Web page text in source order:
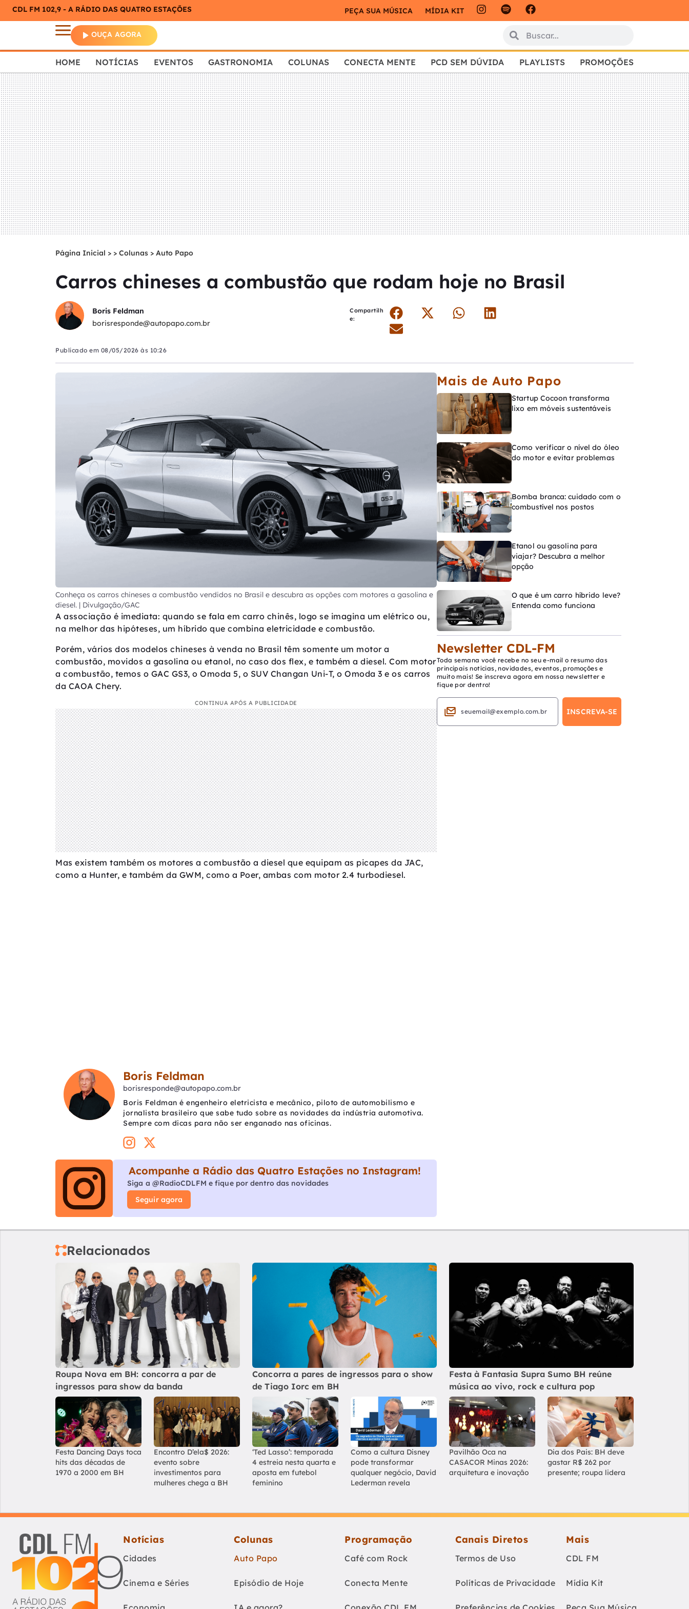
CDL FM 102,9 - A RÁDIO DAS QUATRO ESTAÇÕES PEÇA SUA MÚSICA MÍDIA KIT
OUÇA AGORA
HOME NOTÍCIAS EVENTOS GASTRONOMIA COLUNAS CONECTA MENTE PCD SEM DÚVIDA PLAYLISTS PROMOÇÕES
Página Inicial > Colunas > Auto Papo
Carros chineses a combustão que rodam hoje no Brasil
Boris Feldman
borisresponde@autopapo.com.br
Compartilh
e:
Publicado em 08/05/2026 às 10:26
Conheça os carros chineses a combustão vendidos no Brasil e descubra as opções com motores a gasolina e
diesel. | Divulgação/GAC
A associação é imediata: quando se fala em carro chinês, logo se imagina um elétrico ou,
na melhor das hipóteses, um híbrido que combina eletricidade e combustão.
Porém, vários dos modelos chineses à venda no Brasil têm somente um motor a
combustão, movidos a gasolina ou etanol, no caso dos flex, e também a diesel. Com motor
a combustão, temos o GAC GS3, o Omoda 5, o SUV Changan Uni-T, o Omoda 3 e os carros
da CAOA Chery.
CONTINUA APÓS A PUBLICIDADE
Mas existem também os motores a combustão a diesel que equipam as picapes da JAC,
como a Hunter, e também da GWM, como a Poer, ambas com motor 2.4 turbodiesel.
Boris Feldman
borisresponde@autopapo.com.br
Boris Feldman é engenheiro eletricista e mecânico, piloto de automobilismo e
jornalista brasileiro que sabe tudo sobre as novidades da indústria automotiva.
Sempre com dicas para não ser enganado nas oficinas.
Acompanhe a Rádio das Quatro Estações no Instagram!
Siga a @RadioCDLFM e fique por dentro das novidades
Seguir agora
Mais de Auto Papo
Startup Cocoon transforma
lixo em móveis sustentáveis
Como verificar o nível do óleo
do motor e evitar problemas
Bomba branca: cuidado com o
combustível nos postos
Etanol ou gasolina para
viajar? Descubra a melhor
opção
O que é um carro híbrido leve?
Entenda como funciona
Newsletter CDL-FM
Toda semana você recebe no seu e-mail o resumo das
principais notícias, novidades, eventos, promoções e
muito mais! Se inscreva agora em nossa newsletter e
fique por dentro!
Relacionados
Roupa Nova em BH: concorra a par de
ingressos para show da banda
Concorra a pares de ingressos para o show
de Tiago Iorc em BH
Festa à Fantasia Supra Sumo BH reúne
música ao vivo, rock e cultura pop
Festa Dancing Days toca
hits das décadas de
1970 a 2000 em BH
Encontro D’ela$ 2026:
evento sobre
investimentos para
mulheres chega a BH
‘Ted Lasso’: temporada
4 estreia nesta quarta e
aposta em futebol
feminino
Como a cultura Disney
pode transformar
qualquer negócio, David
Lederman revela
Pavilhão Oca na
CASACOR Minas 2026:
arquitetura e inovação
Dia dos Pais: BH deve
gastar R$ 262 por
presente; roupa lidera
Notícias
Cidades
Cinema e Séries
Colunas
Auto Papo
Episódio de Hoje
Programação
Café com Rock
Conecta Mente
Canais Diretos
Termos de Uso
Políticas de Privacidade
Mais
CDL FM
Mídia Kit